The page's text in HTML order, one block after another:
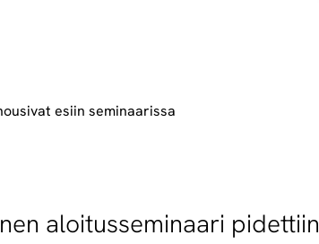
esiin seminaarissa
aloitusseminaari pidettiin